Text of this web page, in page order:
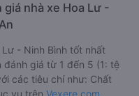
giá nhà xe Hoa Lư -
- Ninh Bình tốt nhất
giá từ 1 đến 5 (1: tệ
các tiêu chí như: Chất
vụ trên Vexere.com.